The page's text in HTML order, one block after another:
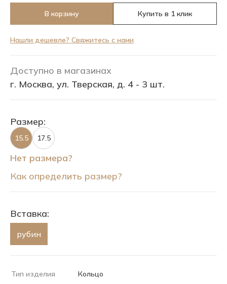
В корзину Купить в 1 клик
Нашли дешевле? Свяжитесь с нами
Доступно в магазинах
г. Москва, ул. Тверская, д. 4 - 3 шт.
Размер:
15.5 17.5
Нет размера?
Как определить размер?
Вставка:
рубин
Тип изделия
Кольцо